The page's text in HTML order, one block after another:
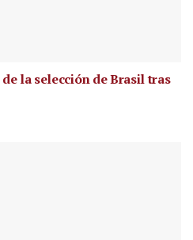
la selección de Brasil tras